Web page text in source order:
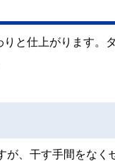
と仕上がります。
、干す手間をなく